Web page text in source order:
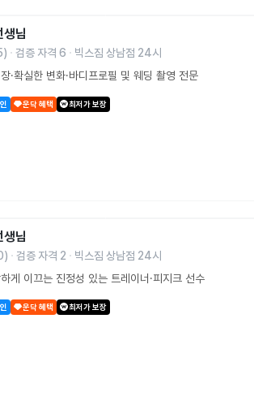
님
) 검증 자격 6
빅스짐 상남점 24시
·확실한 변화·바디프로필 및 웨딩 촬영 전문
운닥 혜택 최저가 보장
님
) 검증 자격 2
빅스짐 상남점 24시
게 이끄는 진정성 있는 트레이너·피지크 선수
운닥 혜택 최저가 보장